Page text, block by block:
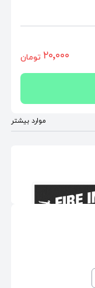
٢٠٬٠٠٠ تومان
موارد بیشتر